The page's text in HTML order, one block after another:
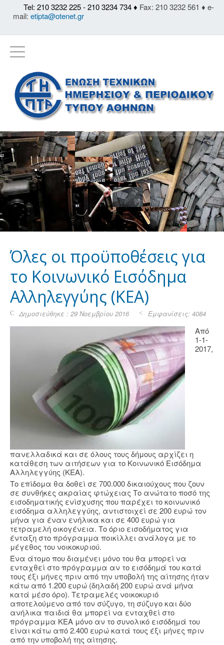
Tel: 210 3232 225 - 210 3234 734 ♦ Fax: 210 3232 561 ♦ e-
mail: etipta@otenet.gr
Όλες οι προϋποθέσεις για
το Κοινωνικό Εισόδημα
Αλληλεγγύης (ΚΕΑ)
Δημοσιεύθηκε : 29 Νοεμβρίου 2016 Εμφανίσεις: 4084
Από
1-1-
2017,
πανελλαδικά και σε όλους τους δήμους αρχίζει η
κατάθεση των αιτήσεων για τo Κοινωνικό Εισόδημα
Αλληλεγγύης (ΚΕΑ).
Το επίδομα θα δοθεί σε 700.000 δικαιούχους που ζουν
σε συνθήκες ακραίας φτώχειας Το ανώτατο ποσό της
εισοδηματικής ενίσχυσης που παρέχει το κοινωνικό
εισόδημα αλληλεγγύης, αντιστοιχεί σε 200 ευρώ τον
μήνα για έναν ενήλικα και σε 400 ευρώ για
τετραμελή οικογένεια. Tο όριο εισοδήματος για
ένταξη στο πρόγραμμα ποικίλλει ανάλογα με το
μέγεθος του νοικοκυριού.
Ένα άτομο που διαμένει μόνο του θα μπορεί να
ενταχθεί στο πρόγραμμα αν το εισόδημά του κατά
τους έξι μήνες πριν από την υποβολή της αίτησης ήταν
κάτω από 1.200 ευρώ (δηλαδή 200 ευρώ ανά μήνα
κατά μέσο όρο). Τετραμελές νοικοκυριό
αποτελούμενο από τον σύζυγο, τη σύζυγο και δύο
ανήλικα παιδιά θα μπορεί να ενταχθεί στο
πρόγραμμα ΚΕΑ μόνο αν το συνολικό εισόδημά του
είναι κάτω από 2.400 ευρώ κατά τους έξι μήνες πριν
από την υποβολή της αίτησης.